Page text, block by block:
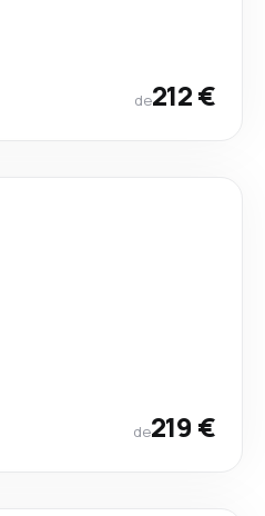
de212 €
de219 €